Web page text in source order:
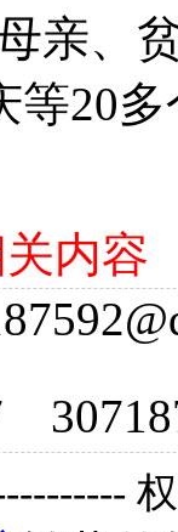
亲、
等20
内容